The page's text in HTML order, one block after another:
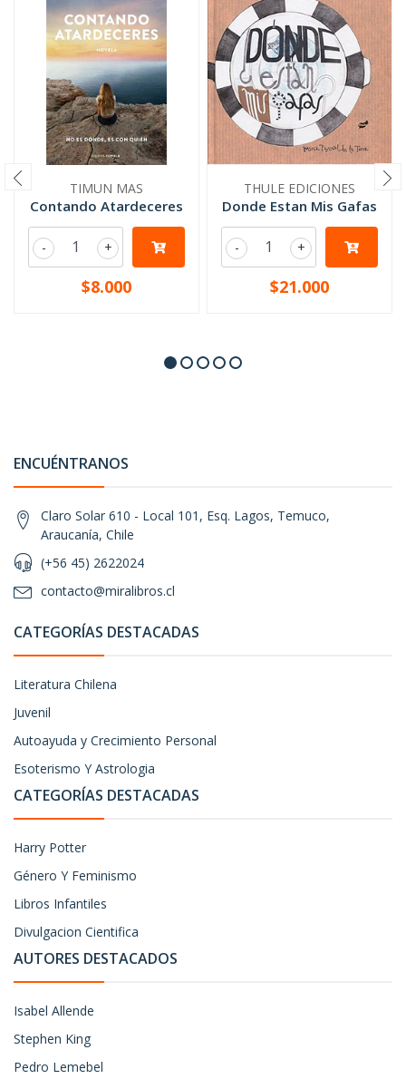
TIMUN MAS
Contando Atardeceres
+
-
$8.000
THULE EDICIONES
Donde Estan Mis Gafas
+
-
$21.000
ENCUÉNTRANOS
Claro Solar 610 - Local 101, Esq. Lagos, Temuco,
Araucanía, Chile
(+56 45) 2622024
contacto@miralibros.cl
CATEGORÍAS DESTACADAS
Literatura Chilena
Juvenil
Autoayuda y Crecimiento Personal
Esoterismo Y Astrologia
CATEGORÍAS DESTACADAS
Harry Potter
Género Y Feminismo
Libros Infantiles
Divulgacion Cientifica
AUTORES DESTACADOS
Isabel Allende
Stephen King
Pedro Lemebel